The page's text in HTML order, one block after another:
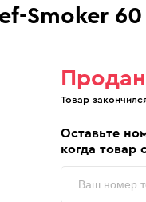
Smoker 60
Товар
Оставьте
когда товар